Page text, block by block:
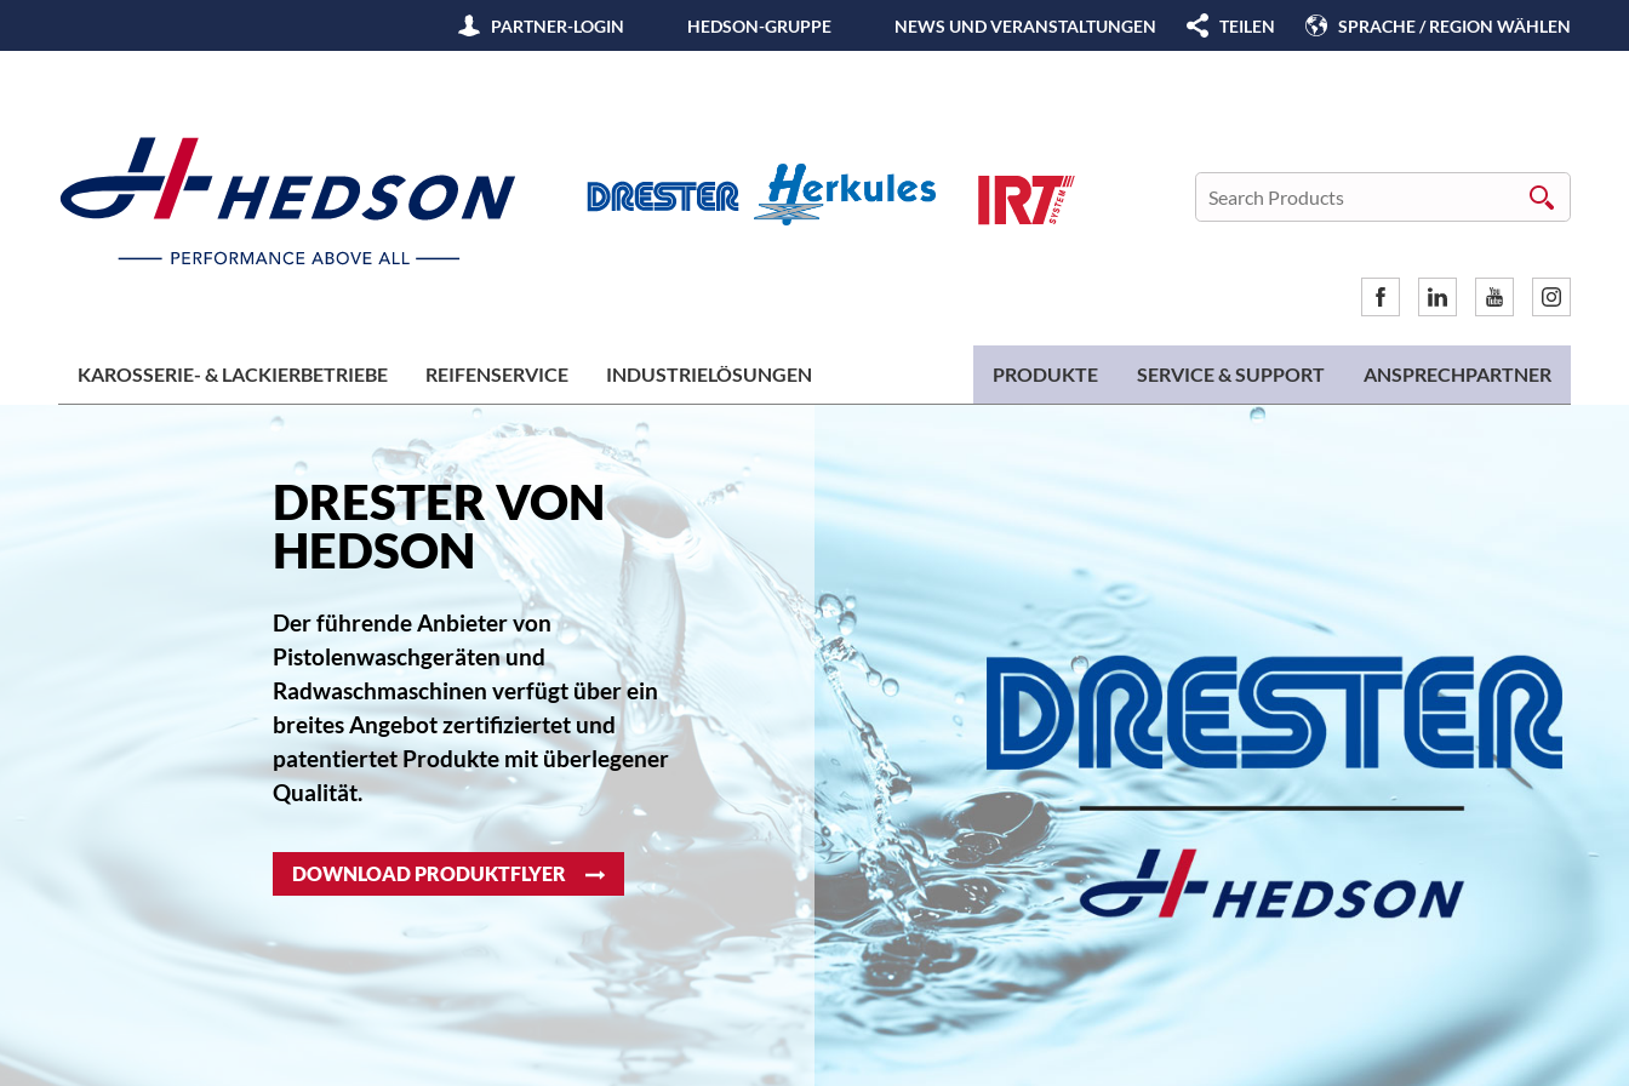
PARTNER-LOGIN HEDSON-GRUPPE NEWS UND VERANSTALTUNGEN TEILEN SPRACHE / REGION WÄHLEN
KAROSSERIE- & LACKIERBETRIEBE REIFENSERVICE INDUSTRIELÖSUNGEN ANSPRECHPARTNER
SERVICE & SUPPORT
PRODUKTE
DRESTER VON
HEDSON
Der führende Anbieter von
Pistolenwaschgeräten und
Radwaschmaschinen verfügt über ein
breites Angebot zertifiziertet und
patentiertet Produkte mit überlegener
Qualität.
DOWNLOAD PRODUKTFLYER